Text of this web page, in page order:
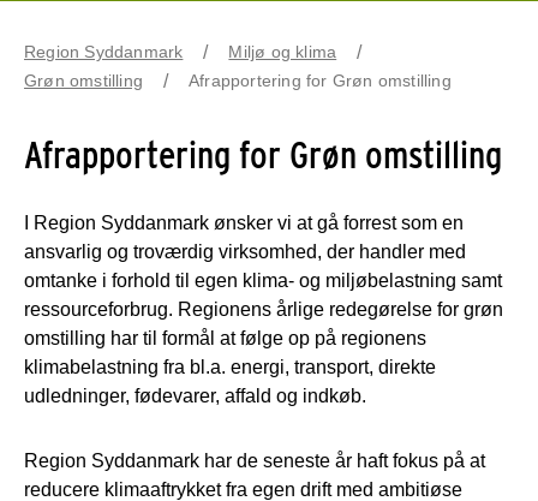
Region Syddanmark
Miljø og klima
Grøn omstilling
Afrapportering for Grøn omstilling
Afrapportering for Grøn omstilling
I Region Syddanmark ønsker vi at gå forrest som en
ansvarlig og troværdig virksomhed, der handler med
omtanke i forhold til egen klima- og miljøbelastning samt
ressourceforbrug. Regionens årlige redegørelse for grøn
omstilling har til formål at følge op på regionens
klimabelastning fra bl.a. energi, transport, direkte
udledninger, fødevarer, affald og indkøb.
Region Syddanmark har de seneste år haft fokus på at
reducere klimaaftrykket fra egen drift med ambitiøse